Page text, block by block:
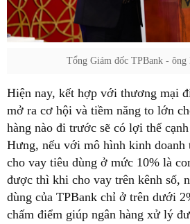
Tổng Giám đốc TPBank - ông
Hiện nay, kết hợp với thương mại
mở ra cơ hội và tiềm năng to lớn
hàng nào đi trước sẽ có lợi thế
Hưng, nếu với mô hình kinh doanh
cho vay tiêu dùng ở mức 10% là
được thì khi cho vay trên kênh số,
dùng của TPBank chỉ ở trên dưới
chấm điểm giúp ngân hàng xử lý